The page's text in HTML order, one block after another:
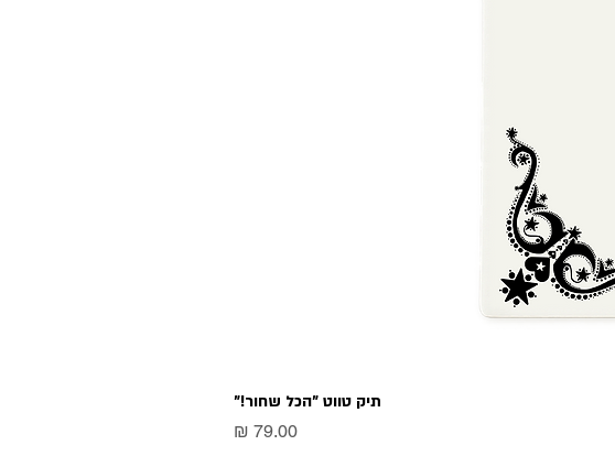
תיק טווט "הכל שחור!"
מחיר